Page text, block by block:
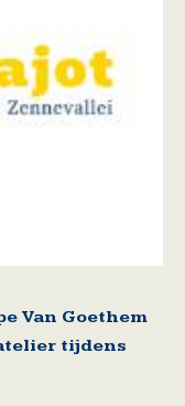
Van Goethem
tijdens